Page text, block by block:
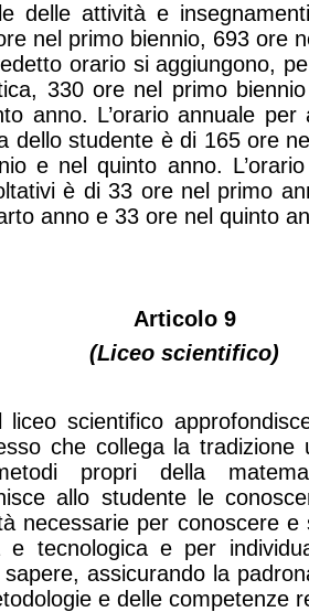
delle attività e
nel primo biennio, 693 ore
orario si aggiungono,
330 ore nel primo
anno. L’orario annuale
dello studente è di 165 ore
e nel quinto anno.
è di 33 ore nel primo
anno e 33 ore nel quinto
Articolo 9
(Liceo scientifico)
scientifico
che collega la tradizione
propri della
allo studente le
necessarie per conoscere e
e tecnologica e per
assicurando la
e delle competenze